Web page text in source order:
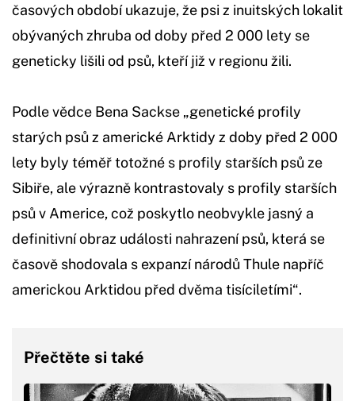
časových období ukazuje, že psi z inuitských lokalit
obývaných zhruba od doby před 2 000 lety se
geneticky lišili od psů, kteří již v regionu žili.
Podle vědce Bena Sackse „genetické profily
starých psů z americké Arktidy z doby před 2 000
lety byly téměř totožné s profily starších psů ze
Sibiře, ale výrazně kontrastovaly s profily starších
psů v Americe, což poskytlo neobvykle jasný a
definitivní obraz události nahrazení psů, která se
časově shodovala s expanzí národů Thule napříč
americkou Arktidou před dvěma tisíciletími“.
Přečtěte si také